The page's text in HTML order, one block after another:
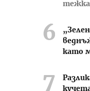
като